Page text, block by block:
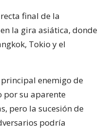
final de la
la gira asiática, donde
Tokio y el
enemigo de
por su aparente
pero la sucesión de
podría